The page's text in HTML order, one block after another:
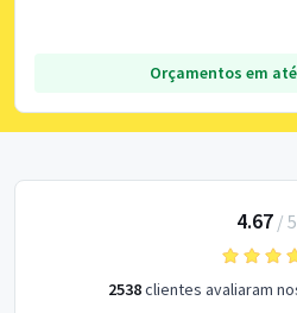
Orçamentos em
4.67/ 5
2538clientes avaliaram